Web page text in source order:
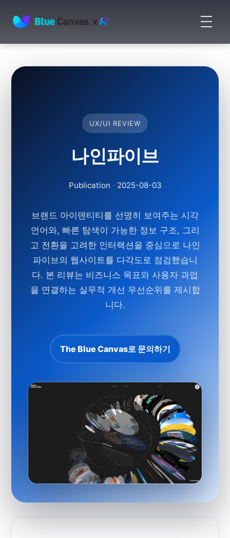
BLUECANVAS
메
뉴
기
UX/UI REVIEW
나인파이브
Publication · 2025-08-03
브랜드 아이덴티티를 선명히 보여주는 시각
언어와, 빠른 탐색이 가능한 정보 구조, 그리
고 전환을 고려한 인터랙션을 중심으로 나인
파이브의 웹사이트를 다각도로 점검했습니
다. 본 리뷰는 비즈니스 목표와 사용자 과업
을 연결하는 실무적 개선 우선순위를 제시합
니다.
The Blue Canvas로 문의하기